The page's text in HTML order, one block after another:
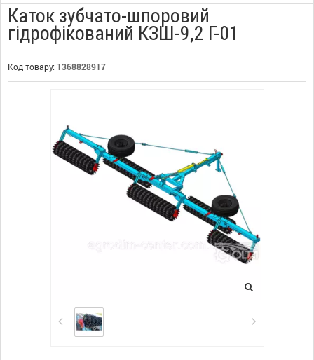
Каток зубчато-шпоровий
гідрофікований КЗШ-9,2 Г-01
Код товару: 1368828917